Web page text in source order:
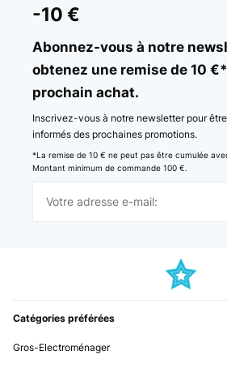
-10 €
Abonnez-vous à notre
obtenez une remise de 10
prochain achat.
Inscrivez-vous à notre newsletter pour
informés des prochaines promotions.
*La remise de 10 € ne peut pas être cumulée
Montant minimum de commande 100 €.
Catégories préférées
Gros-Electroménager